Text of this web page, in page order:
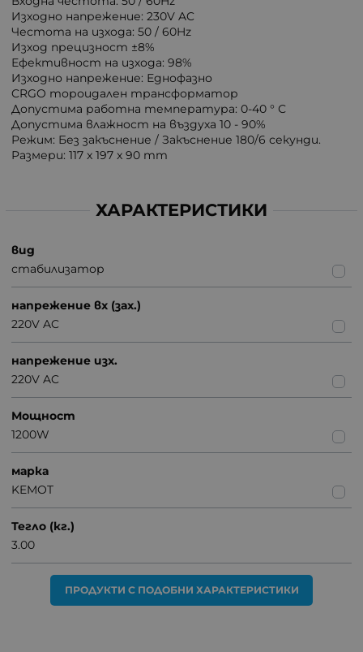
Изходно напрежение: 230V AC
Честота на изхода: 50 / 60Hz
Изход прецизност ±8%
Ефективност на изхода: 98%
Изходно напрежение: Еднофазно
CRGO тороидален трансформатор
Допустима работна температура: 0-40 ° С
Допустима влажност на въздуха 10 - 90%
Режим: Без закъснение / Закъснение 180/6 секунди.
Размери: 117 x 197 x 90 mm
ХАРАКТЕРИСТИКИ
вид
стабилизатор
напрежение вх (зах.)
220V AC
напрежение изх.
220V AC
Мощност
1200W
марка
KEMOT
Тегло (кг.)
3.00
ПРОДУКТИ С ПОДОБНИ ХАРАКТЕРИСТИКИ